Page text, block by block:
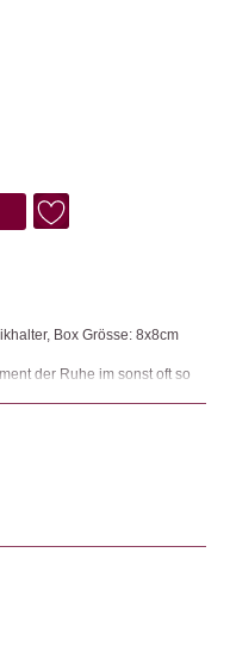
Box Grösse: 8x8cm
der Ruhe im sonst oft so
Bienenwachskerzen an
den Geist und sei still.